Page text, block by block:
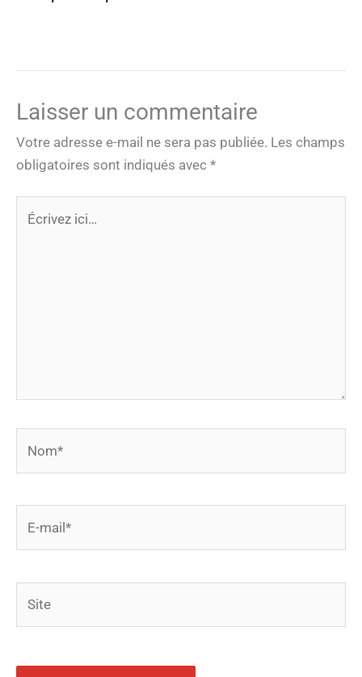
Laisser un commentaire
Votre adresse e-mail ne sera pas publiée. Les champs
obligatoires sont indiqués avec *